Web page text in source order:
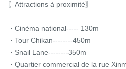
〖Attractions à proximité〗
・Cinéma national----- 130m
・Tour Chikan--------450m
・Snail Lane--------350m
・Quartier commercial de la rue